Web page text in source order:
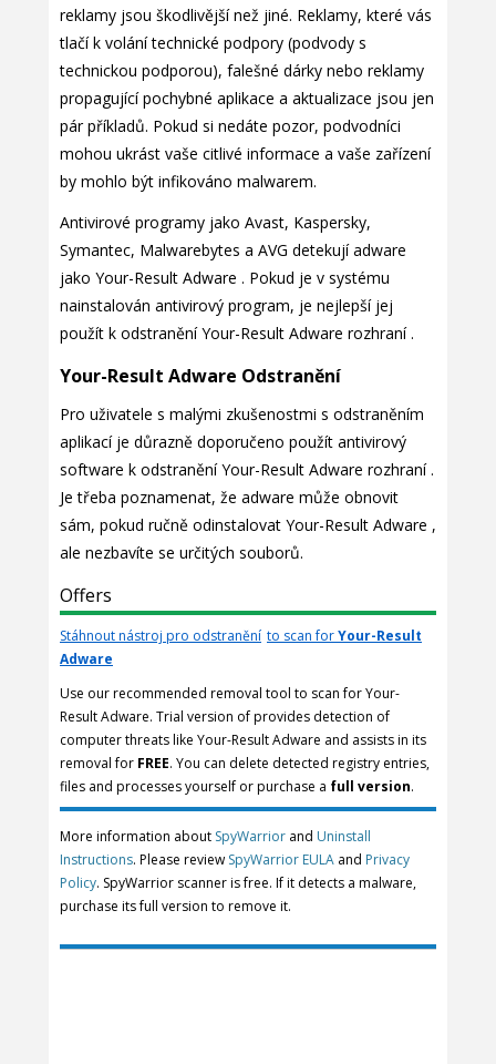
reklamy jsou škodlivější než jiné. Reklamy, které vás
tlačí k volání technické podpory (podvody s
technickou podporou), falešné dárky nebo reklamy
propagující pochybné aplikace a aktualizace jsou jen
pár příkladů. Pokud si nedáte pozor, podvodníci
mohou ukrást vaše citlivé informace a vaše zařízení
by mohlo být infikováno malwarem.
Antivirové programy jako Avast, Kaspersky,
Symantec, Malwarebytes a AVG detekují adware
jako Your-Result Adware . Pokud je v systému
nainstalován antivirový program, je nejlepší jej
použít k odstranění Your-Result Adware rozhraní .
Your-Result Adware Odstranění
Pro uživatele s malými zkušenostmi s odstraněním
aplikací je důrazně doporučeno použít antivirový
software k odstranění Your-Result Adware rozhraní .
Je třeba poznamenat, že adware může obnovit
sám, pokud ručně odinstalovat Your-Result Adware ,
ale nezbavíte se určitých souborů.
Offers
Stáhnout nástroj pro odstranění to scan forYour-Result
Adware
Use our recommended removal tool to scan for Your-
Result Adware. Trial version of provides detection of
computer threats like Your-Result Adware and assists in its
removal for FREE. You can delete detected registry entries,
files and processes yourself or purchase a full version.
More information about SpyWarrior and Uninstall
Instructions. Please review SpyWarrior EULA and Privacy
Policy. SpyWarrior scanner is free. If it detects a malware,
purchase its full version to remove it.